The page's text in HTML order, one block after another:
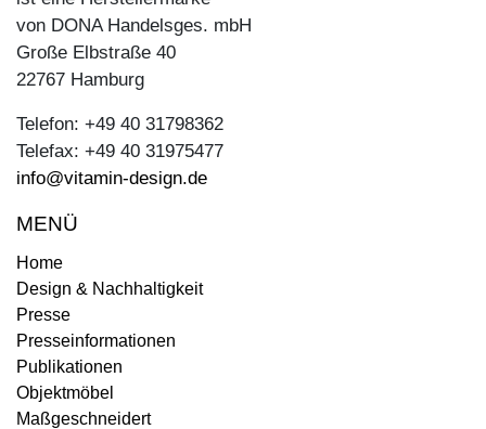
von DONA Handelsges. mbH
Große Elbstraße 40
22767 Hamburg
Telefon: +49 40 31798362
Telefax: +49 40 31975477
info@vitamin-design.de
MENÜ
Home
Design & Nachhaltigkeit
Presse
Presseinformationen
Publikationen
Objektmöbel
Maßgeschneidert